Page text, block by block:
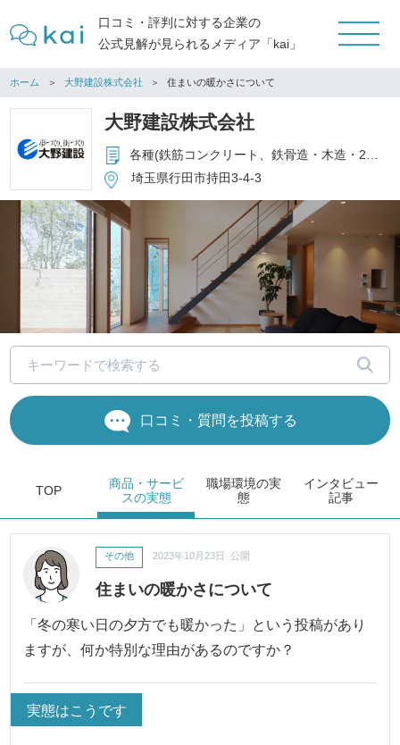
口コミ・評判に対する企業の
公式見解が見られるメディア「kai」
ホーム 大野建設株式会社 住まいの暖かさについて
大野建設株式会社
各種(鉄筋コンクリート、鉄骨造・木造・2×4)建築一式工事・リフォーム・土木一式工事・各種建築設計一式・施工管理・構造計算、積算・各種出願申請一式・その他土木建築に関する一切の件。 建築・不動産に関する総合コンサルタント(建築・住宅・不動産プロデュース、PM/CMコンストラクションマネジメント、税務相談、関連法規相談、設計相談、建築士紹介)など。
埼玉県行田市持田3-4-3
口コミ・質問を投稿する
TOP
商品・サービ
スの実態
職場環境の実
態
インタビュー
記事
住まいの暖かさについて
その他 2023年10月23日 公開
「冬の寒い日の夕方でも暖かった」という投稿があり
ますが、何か特別な理由があるのですか？
実態はこうです